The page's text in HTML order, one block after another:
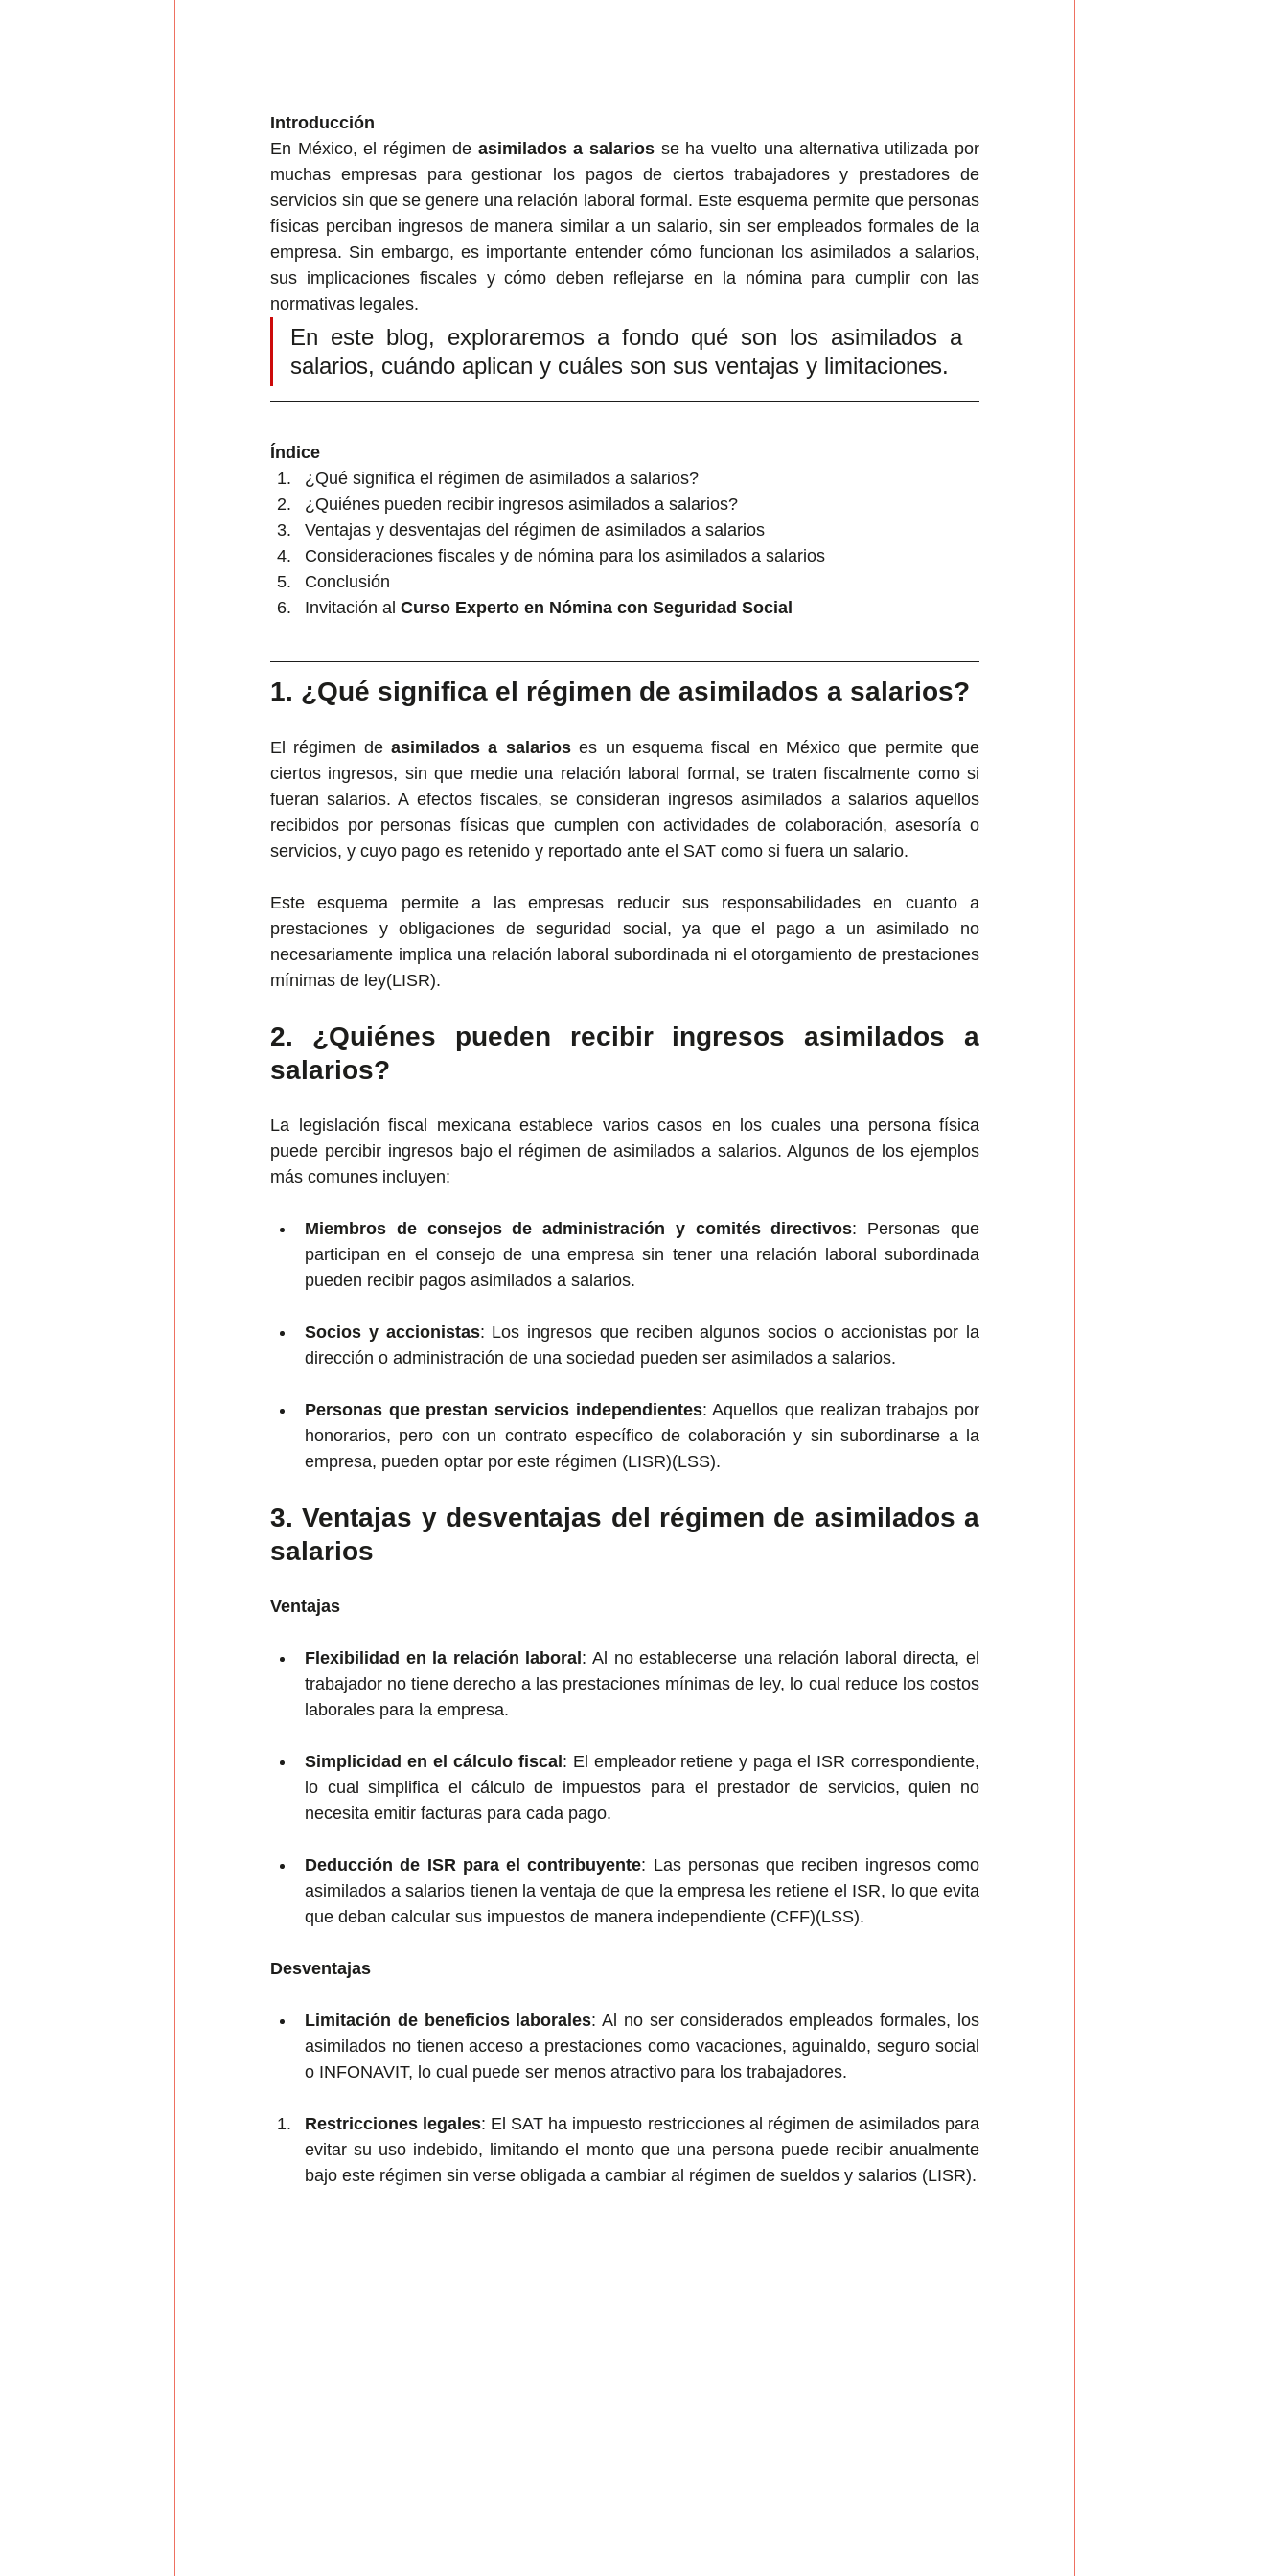
Introducción
En México, el régimen de asimilados a salarios se ha vuelto una alternativa utilizada por
muchas empresas para gestionar los pagos de ciertos trabajadores y prestadores de
servicios sin que se genere una relación laboral formal. Este esquema permite que personas
físicas perciban ingresos de manera similar a un salario, sin ser empleados formales de la
empresa. Sin embargo, es importante entender cómo funcionan los asimilados a salarios,
sus implicaciones fiscales y cómo deben reflejarse en la nómina para cumplir con las
normativas legales.
En este blog, exploraremos a fondo qué son los asimilados a
salarios, cuándo aplican y cuáles son sus ventajas y limitaciones.
Índice
¿Qué significa el régimen de asimilados a salarios?
¿Quiénes pueden recibir ingresos asimilados a salarios?
Ventajas y desventajas del régimen de asimilados a salarios
Consideraciones fiscales y de nómina para los asimilados a salarios
Conclusión
Invitación al Curso Experto en Nómina con Seguridad Social
1. ¿Qué significa el régimen de asimilados a salarios?
El régimen de asimilados a salarios es un esquema fiscal en México que permite que
ciertos ingresos, sin que medie una relación laboral formal, se traten fiscalmente como si
fueran salarios. A efectos fiscales, se consideran ingresos asimilados a salarios aquellos
recibidos por personas físicas que cumplen con actividades de colaboración, asesoría o
servicios, y cuyo pago es retenido y reportado ante el SAT como si fuera un salario.
Este esquema permite a las empresas reducir sus responsabilidades en cuanto a
prestaciones y obligaciones de seguridad social, ya que el pago a un asimilado no
necesariamente implica una relación laboral subordinada ni el otorgamiento de prestaciones
mínimas de ley​(LISR).
2. ¿Quiénes pueden recibir ingresos asimilados a
salarios?
La legislación fiscal mexicana establece varios casos en los cuales una persona física
puede percibir ingresos bajo el régimen de asimilados a salarios. Algunos de los ejemplos
más comunes incluyen:
Miembros de consejos de administración y comités directivos: Personas que
participan en el consejo de una empresa sin tener una relación laboral subordinada
pueden recibir pagos asimilados a salarios.
Socios y accionistas: Los ingresos que reciben algunos socios o accionistas por la
dirección o administración de una sociedad pueden ser asimilados a salarios.
Personas que prestan servicios independientes: Aquellos que realizan trabajos por
honorarios, pero con un contrato específico de colaboración y sin subordinarse a la
empresa, pueden optar por este régimen​ (LISR)​(LSS).
3. Ventajas y desventajas del régimen de asimilados a
salarios
Ventajas
Flexibilidad en la relación laboral : Al no establecerse una relación laboral directa, el
trabajador no tiene derecho a las prestaciones mínimas de ley, lo cual reduce los costos
laborales para la empresa.
Simplicidad en el cálculo fiscal : El empleador retiene y paga el ISR correspondiente,
lo cual simplifica el cálculo de impuestos para el prestador de servicios, quien no
necesita emitir facturas para cada pago.
Deducción de ISR para el contribuyente: Las personas que reciben ingresos como
asimilados a salarios tienen la ventaja de que la empresa les retiene el ISR, lo que evita
que deban calcular sus impuestos de manera independiente​ (CFF)​(LSS).
Desventajas
Limitación de beneficios laborales: Al no ser considerados empleados formales, los
asimilados no tienen acceso a prestaciones como vacaciones, aguinaldo, seguro social
o INFONAVIT, lo cual puede ser menos atractivo para los trabajadores.
Restricciones legales: El SAT ha impuesto restricciones al régimen de asimilados para
evitar su uso indebido, limitando el monto que una persona puede recibir anualmente
bajo este régimen sin verse obligada a cambiar al régimen de sueldos y salarios​ (LISR).